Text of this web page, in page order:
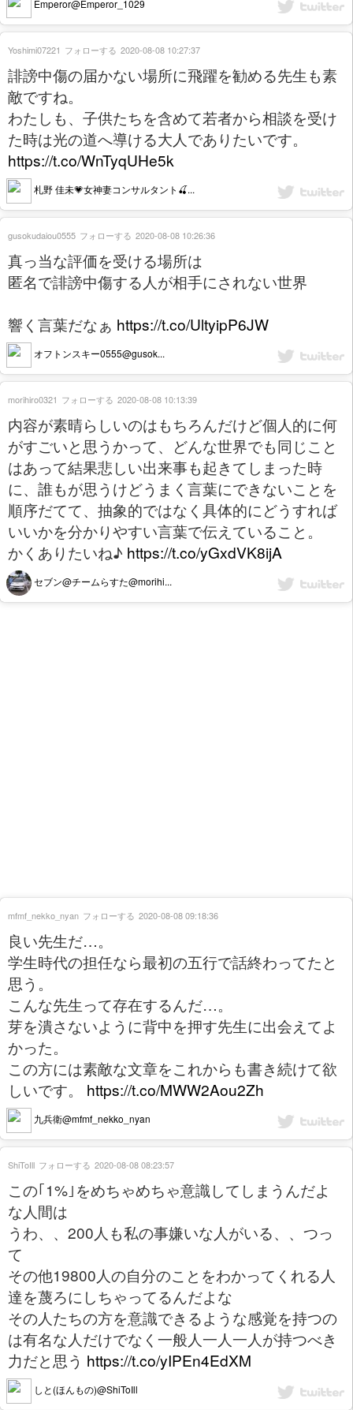
Emperor@Emperor_1029
誹謗中傷の届かない場所に飛躍を勧める先生も素
敵ですね。
わたしも、子供たちを含めて若者から相談を受け
た時は光の道へ導ける大人でありたいです。
https://t.co/WnTyqUHe5k
札野 佳未💗女神妻コンサルタント🍒...
Yoshimi07221 フォローする 2020-08-08 10:27:37
真っ当な評価を受ける場所は
匿名で誹謗中傷する人が相手にされない世界
響く言葉だなぁ https://t.co/UltyipP6JW
オフトンスキー0555@gusok...
gusokudaiou0555 フォローする 2020-08-08 10:26:36
内容が素晴らしいのはもちろんだけど個人的に何
がすごいと思うかって、どんな世界でも同じこと
はあって結果悲しい出来事も起きてしまった時
に、誰もが思うけどうまく言葉にできないことを
順序だてて、抽象的ではなく具体的にどうすれば
いいかを分かりやすい言葉で伝えていること。
かくありたいね♪ https://t.co/yGxdVK8ijA
セブン@チームらすた@morihi...
morihiro0321 フォローする 2020-08-08 10:13:39
良い先生だ…。
学生時代の担任なら最初の五行で話終わってたと
思う。
こんな先生って存在するんだ…。
芽を潰さないように背中を押す先生に出会えてよ
かった。
この方には素敵な文章をこれからも書き続けて欲
しいです。 https://t.co/MWW2Aou2Zh
九兵衛@mfmf_nekko_nyan
mfmf_nekko_nyan フォローする 2020-08-08 09:18:36
この｢1%｣をめちゃめちゃ意識してしまうんだよ
な人間は
うわ、、200人も私の事嫌いな人がいる、、つっ
て
その他19800人の自分のことをわかってくれる人
達を蔑ろにしちゃってるんだよな
その人たちの方を意識できるような感覚を持つの
は有名な人だけでなく一般人一人一人が持つべき
力だと思う https://t.co/yIPEn4EdXM
しと(ほんもの)@ShiToIll
ShiToIll フォローする 2020-08-08 08:23:57